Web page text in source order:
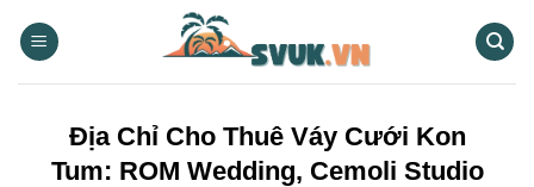
đến
Địa Chỉ Cho Thuê Váy Cưới Kon
Tum: ROM Wedding, Cemoli Studio